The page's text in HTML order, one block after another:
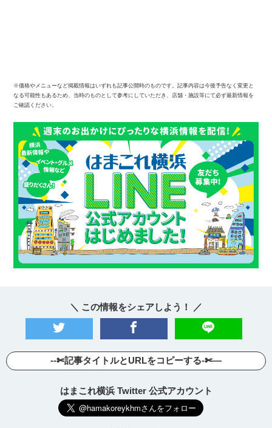
※価格やメニューなど掲載情報はいずれも記事公開時のものです。記事内容は今後予告なく変更と
なる可能性もあるため、当時のものとして参考にしていただき、店舗・施設等にて必ず最新情報を
ご確認ください。
＼ この情報をシェアしよう！ ／
--✄記事タイトルとURLをコピーする-✄—
はまこれ横浜 Twitter 公式アカウント